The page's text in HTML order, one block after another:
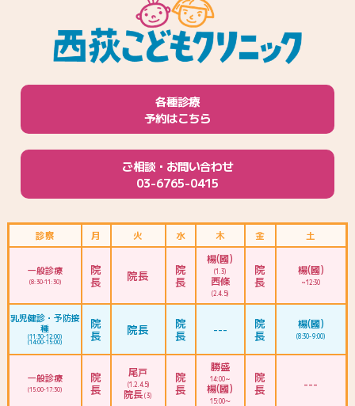
各種診療
予約はこちら
ご相談・お問い合わせ
03-6765-0415
診察 月 火 水 木 金 土
一般診療
(8:30-11:30)
院
長
院長
院
長
楊(國)
(1.3)
西條
(2.4.5)
院
長
楊(國)
~12:30
乳児健診・予防接
種
(11:30-12:00)
(14:00-15:00)
院
長
院長
院
長
---
院
長
楊(國)
(8:30-9:00)
一般診療
(15:00-17:30)
院
長
尾戸
(1.2.4.5)
院長(3)
院
長
勝盛
14:00～
楊(國)
15:00〜
院
長
---